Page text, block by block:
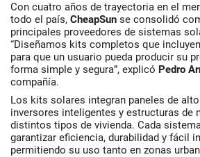
Con cuatro años de trayectoria en el
todo el país, CheapSun se consolidó
principales proveedores de sistemas
“Diseñamos kits completos que
para que un usuario pueda producir su
forma simple y segura”, explicó Pedro
compañía.
Los kits solares integran paneles de
inversores inteligentes y estructuras de
distintos tipos de vivienda. Cada
garantizar eficiencia, durabilidad y fácil
permitiendo su uso tanto en zonas